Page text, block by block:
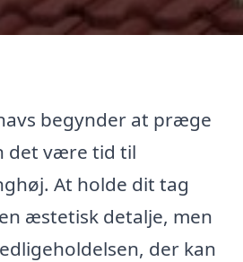
begynder at præge
det være tid til
At holde dit tag
æstetisk detalje, men
der kan